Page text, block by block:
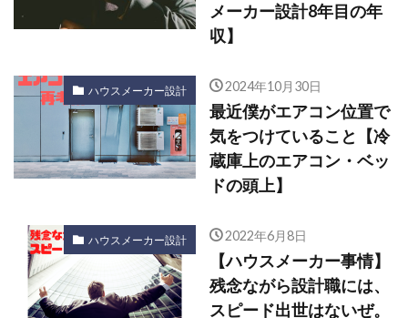
メーカー設計8年目の年
収】
ハウスメーカー設計 2024年10月30日
最近僕がエアコン位置で
気をつけていること【冷
蔵庫上のエアコン・ベッ
ドの頭上】
ハウスメーカー設計 2022年6月8日
【ハウスメーカー事情】
残念ながら設計職には、
スピード出世はないぜ。